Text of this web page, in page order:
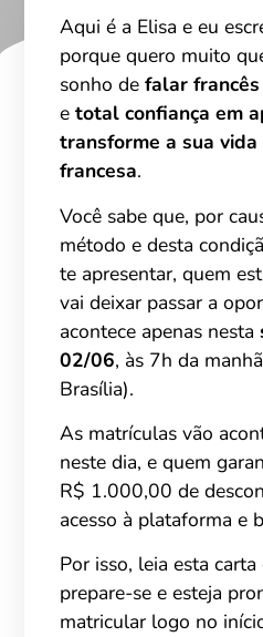
Aqui é a Elisa e eu
porque quero muito
sonho de falar
e total confiançaem
transforme a sua
francesa.
Você sabe que, por
método e desta
te apresentar, quem
vai deixar passar a
acontece apenas nesta
02/06, às 7h da
Brasília).
As matrículas vão
neste dia, e quem
R$ 1.000,00 de
acesso à plataforma e
Por isso, leia esta
prepare-se e esteja
matricular logo no